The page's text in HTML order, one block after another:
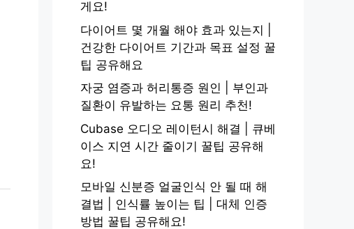
게요!
다이어트 몇 개월 해야 효과 있는지 |
건강한 다이어트 기간과 목표 설정 꿀
팁 공유해요
자궁 염증과 허리통증 원인 | 부인과
질환이 유발하는 요통 원리 추천!
Cubase 오디오 레이턴시 해결 | 큐베
이스 지연 시간 줄이기 꿀팁 공유해
요!
모바일 신분증 얼굴인식 안 될 때 해
결법 | 인식률 높이는 팁 | 대체 인증
방법 꿀팁 공유해요!